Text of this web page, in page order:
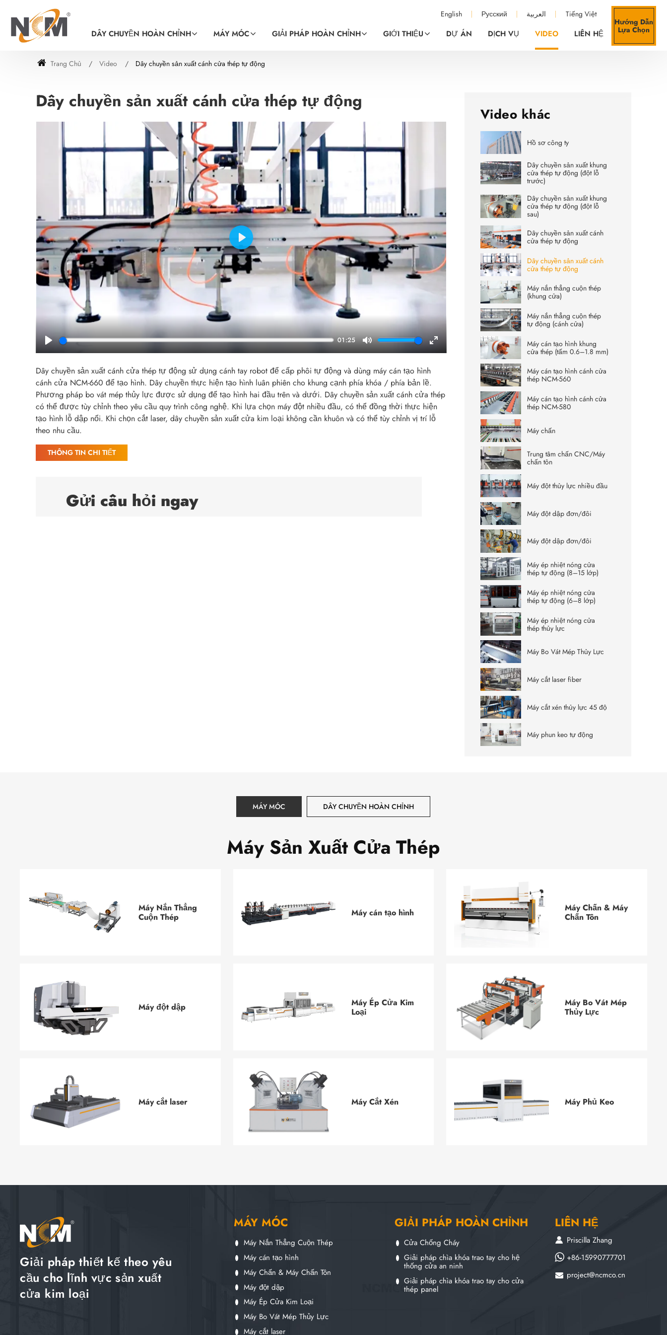
Hướng Dẫn
Lựa Chọn
English Русский العربية Tiếng Việt
DÂY CHUYỀN HOÀN CHỈNH MÁY MÓC GIẢI PHÁP HOÀN CHỈNH GIỚI THIỆU DỰ ÁN DỊCH VỤ VIDEO LIÊN HỆ
Trang Chủ Video Dây chuyền sản xuất cánh cửa thép tự động
Dây chuyền sản xuất cánh cửa thép tự động
Play
01:25
Mute
Enter
Play
Dây chuyền sản xuất cánh cửa thép tự động sử dụng cánh tay robot để cấp phôi tự động và dùng máy cán tạo hình
cánh cửa NCM-660 để tạo hình. Dây chuyền thực hiện tạo hình luân phiên cho khung cạnh phía khóa / phía bản lề.
Phương pháp bo vát mép thủy lực được sử dụng để tạo hình hai đầu trên và dưới. Dây chuyền sản xuất cánh cửa thép
có thể được tùy chỉnh theo yêu cầu quy trình công nghệ. Khi lựa chọn máy đột nhiều đầu, có thể đồng thời thực hiện
tạo hình lỗ dập nổi. Khi chọn cắt laser, dây chuyền sản xuất cửa kim loại không cần khuôn và có thể tùy chỉnh vị trí lỗ
theo nhu cầu.
THÔNG TIN CHI TIẾT
Gửi câu hỏi ngay
Video khác
Hồ sơ công ty
Dây chuyền sản xuất khung
cửa thép tự động (đột lỗ
trước)
Dây chuyền sản xuất khung
cửa thép tự động (đột lỗ
sau)
Dây chuyền sản xuất cánh
cửa thép tự động
Dây chuyền sản xuất cánh
cửa thép tự động
Máy nắn thẳng cuộn thép
(khung cửa)
Máy nắn thẳng cuộn thép
tự động (cánh cửa)
Máy cán tạo hình khung
cửa thép (tấm 0.6–1.8 mm)
Máy cán tạo hình cánh cửa
thép NCM-560
Máy cán tạo hình cánh cửa
thép NCM-580
Máy chấn
Trung tâm chấn CNC/Máy
chấn tôn
Máy đột thủy lực nhiều đầu
Máy đột dập đơn/đôi
Máy đột dập đơn/đôi
Máy ép nhiệt nóng cửa
thép tự động (8–15 lớp)
Máy ép nhiệt nóng cửa
thép tự động (6–8 lớp)
Máy ép nhiệt nóng cửa
thép thủy lực
Máy Bo Vát Mép Thủy Lực
Máy cắt laser fiber
Máy cắt xén thủy lực 45 độ
Máy phun keo tự động
MÁY MÓC DÂY CHUYỀN HOÀN CHỈNH
Máy Sản Xuất Cửa Thép
Máy Nắn Thẳng
Cuộn Thép
Máy cán tạo hình
Máy Chấn & Máy
Chấn Tôn
Máy đột dập
Máy Ép Cửa Kim
Loại
Máy Bo Vát Mép
Thủy Lực
Máy cắt laser Máy Cắt Xén Máy Phủ Keo
Giải pháp thiết kế theo yêu
cầu cho lĩnh vực sản xuất
cửa kim loại
MÁY MÓC
Máy Nắn Thẳng Cuộn Thép
Máy cán tạo hình
Máy Chấn & Máy Chấn Tôn
Máy đột dập
Máy Ép Cửa Kim Loại
Máy Bo Vát Mép Thủy Lực
Máy cắt laser
GIẢI PHÁP HOÀN CHỈNH
Cửa Chống Cháy
Giải pháp chìa khóa trao tay cho hệ
thống cửa an ninh
Giải pháp chìa khóa trao tay cho cửa
thép panel
LIÊN HỆ
Priscilla Zhang
+86-15990777701
project@ncmco.cn